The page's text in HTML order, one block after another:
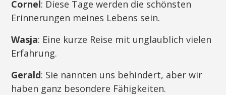
Cornel: Diese Tage werden die schönsten
Erinnerungen meines Lebens sein.
Wasja: Eine kurze Reise mit unglaublich vielen
Erfahrung.
Gerald: Sie nannten uns behindert, aber wir
haben ganz besondere Fähigkeiten.